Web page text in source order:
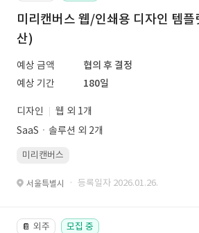
미리캔버스 웹/인쇄용 디자인 템플
산)
예상 금액
협의 후 결정
예상 기간
180일
디자인
웹 외 1개
SaaSㆍ솔루션 외 2개
미리캔버스
서울특별시 · 등록일자 2026.01.26.
📔 외주 모집 중